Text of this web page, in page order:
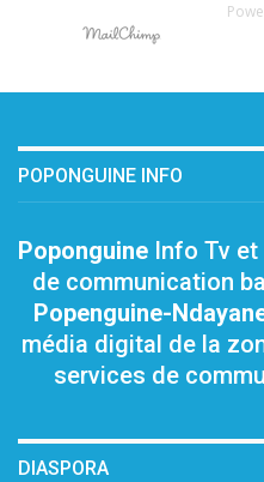
POPONGUINE INFO
Poponguine Info Tv
de communication
Popenguine-
média digital de la
services de
DIASPORA